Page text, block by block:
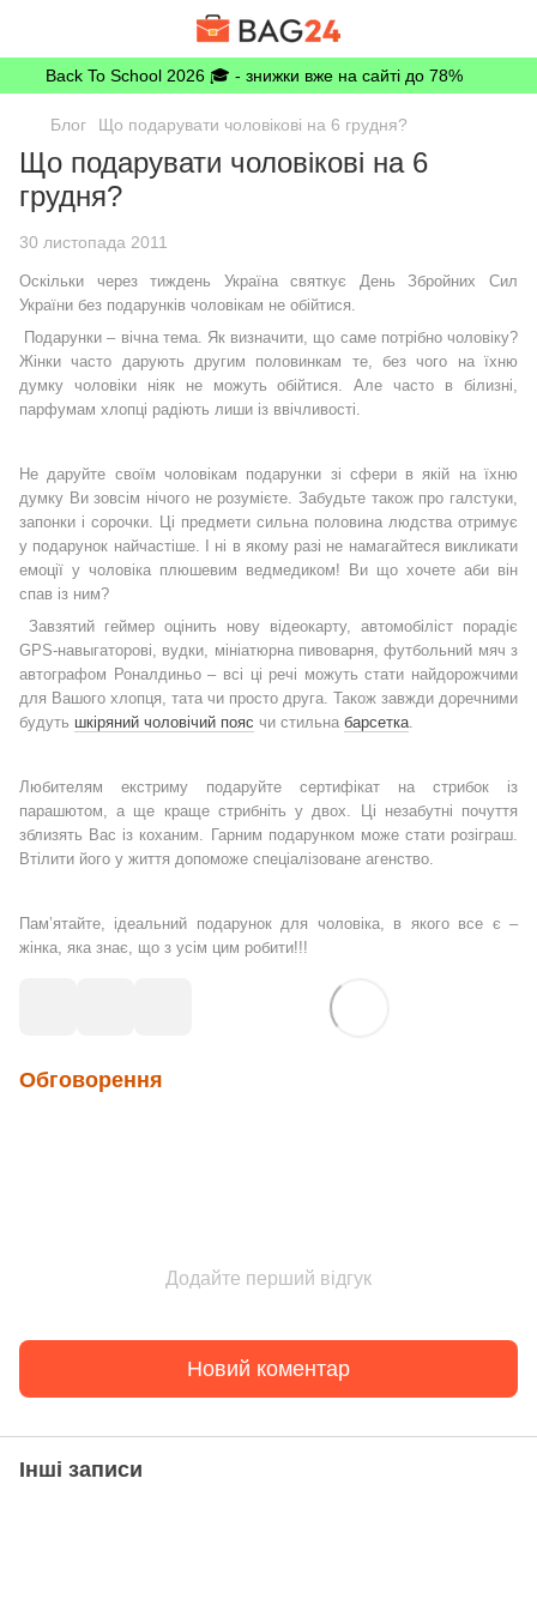
Back To School 2026 🎓 - знижки вже на сайті до 78%
Блог Що подарувати чоловікові на 6 грудня?
Що подарувати чоловікові на 6
грудня?
30 листопада 2011
Оскільки через тиждень Україна святкує День Збройних Сил
України без подарунків чоловікам не обійтися.
Подарунки – вічна тема. Як визначити, що саме потрібно чоловіку?
Жінки часто дарують другим половинкам те, без чого на їхню
думку чоловіки ніяк не можуть обійтися. Але часто в білизні,
парфумам хлопці радіють лиши із ввічливості.
Не даруйте своїм чоловікам подарунки зі сфери в якій на їхню
думку Ви зовсім нічого не розумієте. Забудьте також про галстуки,
запонки і сорочки. Ці предмети сильна половина людства отримує
у подарунок найчастіше. І ні в якому разі не намагайтеся викликати
емоції у чоловіка плюшевим ведмедиком! Ви що хочете аби він
спав із ним?
Завзятий геймер оцінить нову відеокарту, автомобіліст порадіє
GPS-навыгаторові, вудки, мініатюрна пивоварня, футбольний мяч з
автографом Роналдиньо – всі ці речі можуть стати найдорожчими
для Вашого хлопця, тата чи просто друга. Також завжди доречними
будуть шкіряний чоловічий пояс чи стильна барсетка.
Любителям екстриму подаруйте сертифікат на стрибок із
парашютом, а ще краще стрибніть у двох. Ці незабутні почуття
зблизять Вас із коханим. Гарним подарунком може стати розіграш.
Втілити його у життя допоможе спеціалізоване агенство.
Пам’ятайте, ідеальний подарунок для чоловіка, в якого все є –
жінка, яка знає, що з усім цим робити!!!
Обговорення
Додайте перший відгук
Новий коментар
Інші записи